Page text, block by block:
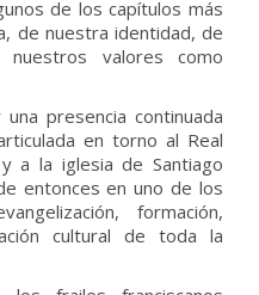
de los capítulos más
de nuestra identidad, de
valores como
presencia continuada
en torno al Real
a la iglesia de Santiago
entonces en uno de los
formación,
cultural de toda la